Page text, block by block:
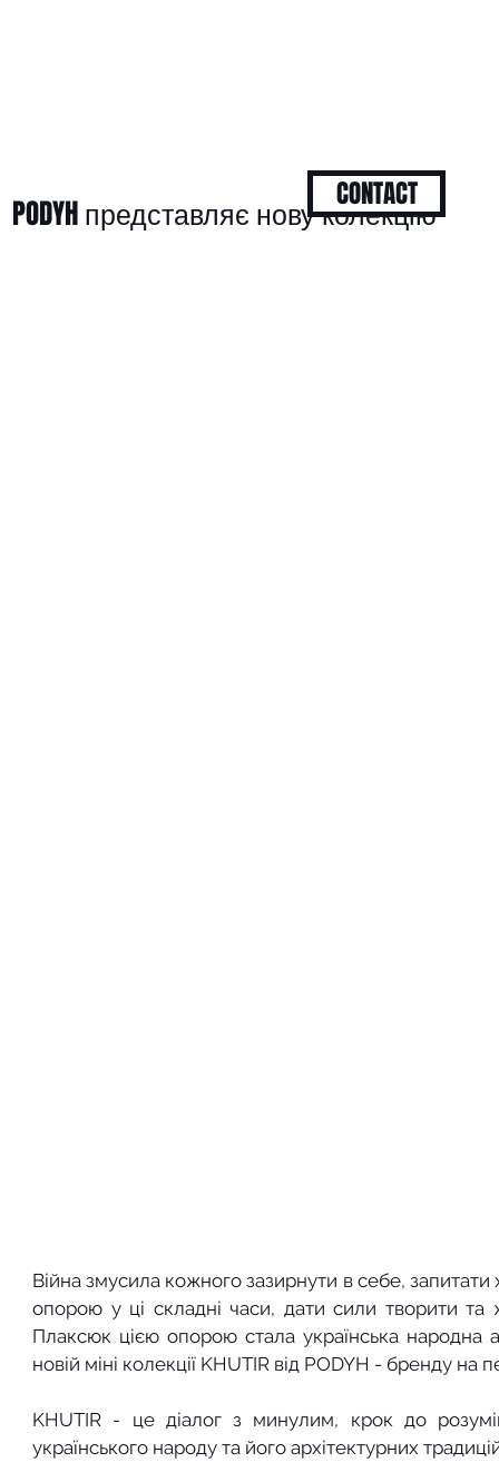
PODYH представляє нову колекцію
Війна змусила кожного зазирнути в себе,
опорою у ці складні часи, дати сили творити та
Плаксюк цією опорою стала українська народна
новій міні колекції KHUTIR від PODYH - бренду на
KHUTIR - це діалог з минулим, крок до
українського народу та його архітектурних
CONTACT